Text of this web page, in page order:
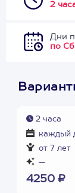
2
Дни
по
2 часа
каждый
от 7 лет
—
4250 ₽